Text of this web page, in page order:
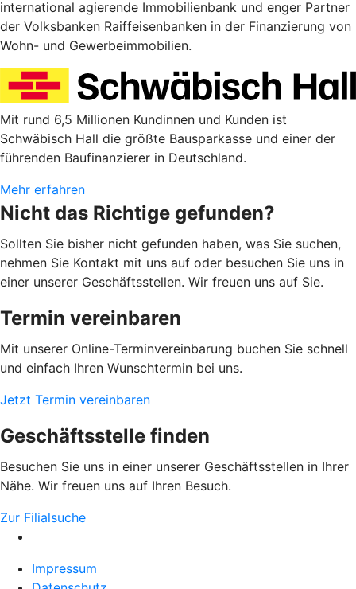
international agierende Immobilienbank und enger Partner
der Volksbanken Raiffeisenbanken in der Finanzierung von
Wohn- und Gewerbeimmobilien.
Mit rund 6,5 Millionen Kundinnen und Kunden ist
Schwäbisch Hall die größte Bausparkasse und einer der
führenden Baufinanzierer in Deutschland.
Mehr erfahren
Nicht das Richtige gefunden?
Sollten Sie bisher nicht gefunden haben, was Sie suchen,
nehmen Sie Kontakt mit uns auf oder besuchen Sie uns in
einer unserer Geschäftsstellen. Wir freuen uns auf Sie.
Termin vereinbaren
Mit unserer Online-Terminvereinbarung buchen Sie schnell
und einfach Ihren Wunschtermin bei uns.
Jetzt Termin vereinbaren
Geschäftsstelle finden
Besuchen Sie uns in einer unserer Geschäftsstellen in Ihrer
Nähe. Wir freuen uns auf Ihren Besuch.
Zur Filialsuche
Impressum